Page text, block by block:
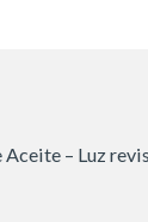
Aceite – Luz